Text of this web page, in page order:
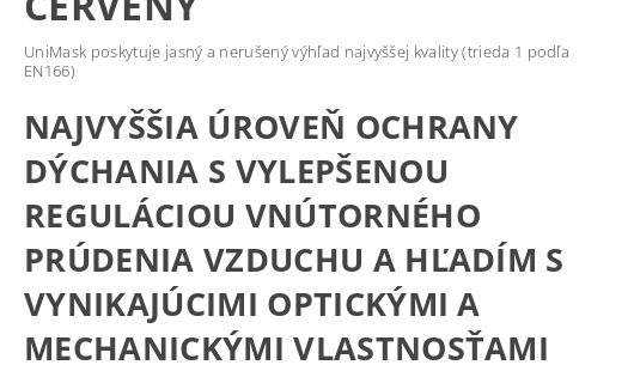
UniMask poskytuje jasný a nerušený výhľad najvyššej kvality (trieda 1 podľa
EN166)
NAJVYŠŠIA ÚROVEŇ OCHRANY
DÝCHANIA S VYLEPŠENOU
REGULÁCIOU VNÚTORNÉHO
PRÚDENIA VZDUCHU A HĽADÍM S
VYNIKAJÚCIMI OPTICKÝMI A
MECHANICKÝMI VLASTNOSŤAMI